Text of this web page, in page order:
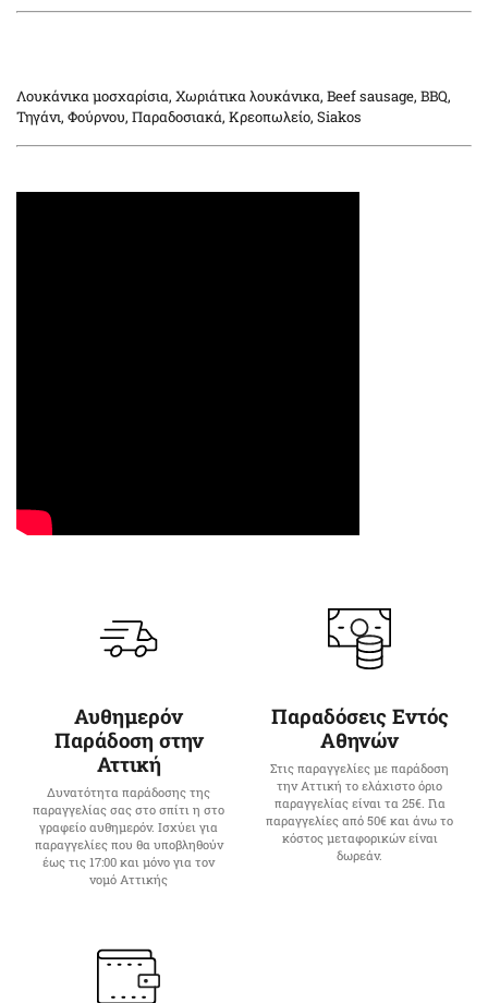
Λουκάνικα μοσχαρίσια, Χωριάτικα λουκάνικα, Beef sausage, BBQ,
Τηγάνι, Φούρνου, Παραδοσιακά, Κρεοπωλείο, Siakos
Αυθημερόν
Παράδοση στην
Αττική
Δυνατότητα παράδοσης της
παραγγελίας σας στο σπίτι η στο
γραφείο αυθημερόν. Ισχύει για
παραγγελίες που θα υποβληθούν
έως τις 17:00 και μόνο για τον
νομό Αττικής
Παραδόσεις Εντός
Αθηνών
Στις παραγγελίες με παράδοση
την Αττική το ελάχιστο όριο
παραγγελίας είναι τα 25€. Για
παραγγελίες από 50€ και άνω το
κόστος μεταφορικών είναι
δωρεάν.